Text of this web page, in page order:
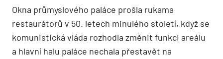
Okna průmyslového paláce prošla rukama
restaurátorů v 50. letech minulého století, když se
komunistická vláda rozhodla změnit funkci areálu
a hlavní halu paláce nechala přestavět na